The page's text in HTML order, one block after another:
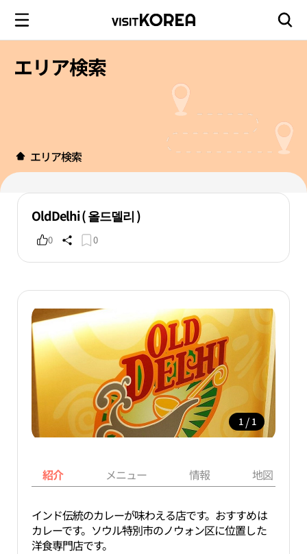
エリア検索
エリア検索
OldDelhi ( 올드델리 )
0 0
1 / 1
紹介 メニュー 情報 地図
インド伝統のカレーが味わえる店です。おすすめは
カレーです。ソウル特別市のノウォン区に位置した
洋食専門店です。